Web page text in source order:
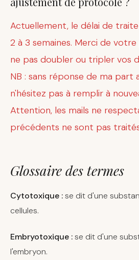
Actuellement, le délai de
2 à 3 semaines. Merci de
ne pas doubler ou tripler vos
NB : sans réponse de ma part
n'hésitez pas à remplir à
Attention, les mails ne
précédents ne sont pas
Glossaire des termes
Cytotoxique :se dit d'une
cellules.
Embryotoxique :se dit d'une
l'embryon.